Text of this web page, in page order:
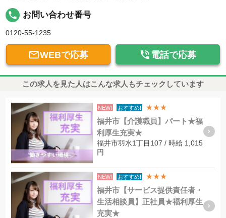
local_phone お問い合わせ番号
0120-55-1235
WEBで応募  電話で応募
この求人を見た人はこんな求人もチェックしています
NEW! おすすめ! ★★★
福井市【介護職員】パート★福
利厚生充実★
福井市羽水1丁目107 / 時給 1,015
円
NEW! おすすめ! ★★★
福井市【サービス提供責任者・
生活相談員】正社員★福利厚生
充実★